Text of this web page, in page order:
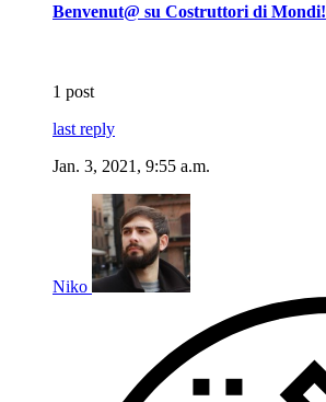
Benvenut@ su Costruttori di Mondi!
1 post
last reply
Jan. 3, 2021, 9:55 a.m.
Niko